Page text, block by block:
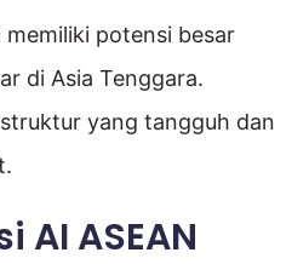
potensi besar
di Asia Tenggara.
yang tangguh dan
ASEAN